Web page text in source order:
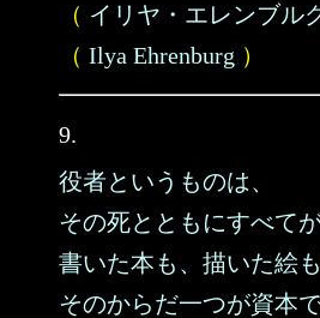
（ イリヤ・エレンブル
（ Ilya Ehrenburg ）
9.
役者というものは、
その死とともにすべて
書いた本も、描いた絵
そのからだ一つが資本で